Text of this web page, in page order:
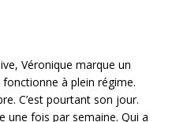
Véronique marque un
à plein régime.
C’est pourtant son jour.
une fois par semaine. Qui a